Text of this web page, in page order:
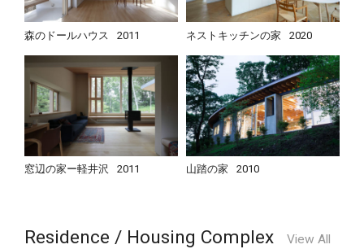
森のドールハウス 2011 ネストキッチンの家 2020
窓辺の家ー軽井沢 2011 山踏の家 2010
Residence / Housing Complex View All